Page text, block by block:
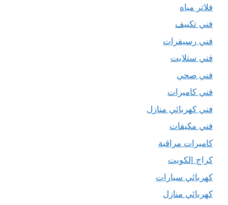
فلاتر مياه
فني تكييف
فني رسيفرات
فني ستلايت
فني صحي
فني كاميرات
فني كهربائي منازل
فني مكيفات
كاميرات مراقبة
كراج الكويت
كهربائي سيارات
كهربائي منازل